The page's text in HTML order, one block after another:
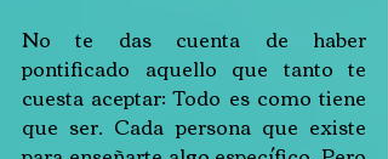
No te das cuenta de haber
pontificado aquello que tanto te
cuesta aceptar: Todo es como tiene
que ser. Cada persona que existe